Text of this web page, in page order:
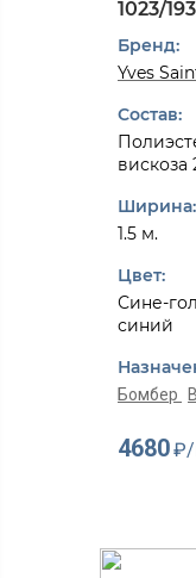
1023/193
Бренд:
Yves
Состав:
вискоза
Ширина:
1.5 м.
Цвет:
Сине-
синий
Бомбер
4680